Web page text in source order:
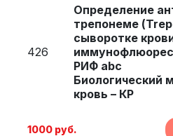
426
Определение
трепонеме
сыворотке
РИФ abc
Биологический
кровь – КР
1000 руб.